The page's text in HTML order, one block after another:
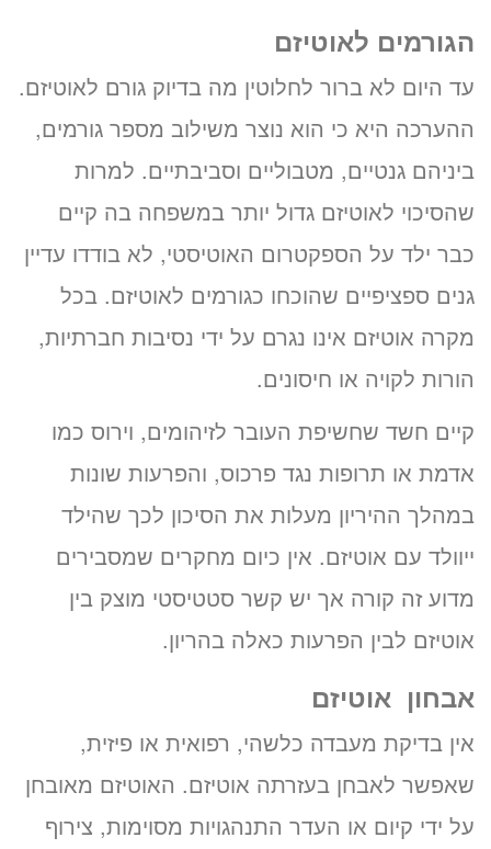
הגורמים לאוטיזם
עד היום לא ברור לחלוטין מה בדיוק גורם לאוטיזם.
ההערכה היא כי הוא נוצר משילוב מספר גורמים,
ביניהם גנטיים, מטבוליים וסביבתיים. למרות
שהסיכוי לאוטיזם גדול יותר במשפחה בה קיים
כבר ילד על הספקטרום האוטיסטי, לא בודדו עדיין
גנים ספציפיים שהוכחו כגורמים לאוטיזם. בכל
מקרה אוטיזם אינו נגרם על ידי נסיבות חברתיות,
הורות לקויה או חיסונים.
קיים חשד שחשיפת העובר לזיהומים, וירוס כמו
אדמת או תרופות נגד פרכוס, והפרעות שונות
במהלך ההיריון מעלות את הסיכון לכך שהילד
ייוולד עם אוטיזם. אין כיום מחקרים שמסבירים
מדוע זה קורה אך יש קשר סטטיסטי מוצק בין
אוטיזם לבין הפרעות כאלה בהריון.
אבחון אוטיזם
אין בדיקת מעבדה כלשהי, רפואית או פיזית,
שאפשר לאבחן בעזרתה אוטיזם. האוטיזם מאובחן
על ידי קיום או העדר התנהגויות מסוימות, צירוף